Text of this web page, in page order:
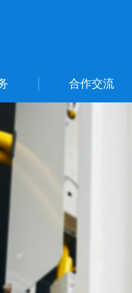
合作交流